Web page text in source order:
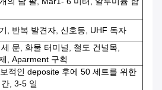
, 반복 발견자, 신호등, UHF 독자
문, 화물 터미널, 철도 건널목,
, Aparment 구획
적인 deposite 후에 50 세트를 위한
, 3-5 일